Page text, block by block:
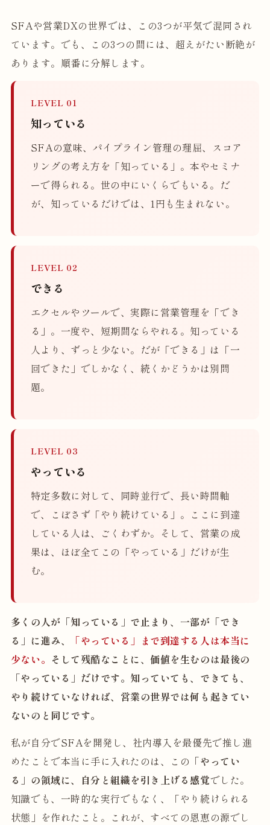
SFAや営業DXの世界では、この3つが平気で混同され
ています。でも、この3つの間には、超えがたい断絶が
あります。順番に分解します。
LEVEL 01
知っている
SFAの意味、パイプライン管理の理屈、スコア
リングの考え方を「知っている」。本やセミナ
ーで得られる。世の中にいくらでもいる。だ
が、知っているだけでは、1円も生まれない。
LEVEL 02
できる
エクセルやツールで、実際に営業管理を「でき
る」。一度や、短期間ならやれる。知っている
人より、ずっと少ない。だが「できる」は「一
回できた」でしかなく、続くかどうかは別問
題。
LEVEL 03
やっている
特定多数に対して、同時並行で、長い時間軸
で、こぼさず「やり続けている」。ここに到達
している人は、ごくわずか。そして、営業の成
果は、ほぼ全てこの「やっている」だけが生
む。
多くの人が「知っている」で止まり、一部が「でき
る」に進み、
「やっている」まで到達する人は本当に
少ない。 そして残酷なことに、価値を生むのは最後の
「やっている」だけです。知っていても、できても、
やり続けていなければ、営業の世界では何も起きてい
ないのと同じです。
私が自分でSFAを開発し、社内導入を最優先で推し進
めたことで本当に手に入れたのは、この 「やってい
る」の領域に、自分と組織を引き上げる感覚でした。
知識でも、一時的な実行でもなく、「やり続けられる
状態」を作れたこと。これが、すべての恩恵の源でし